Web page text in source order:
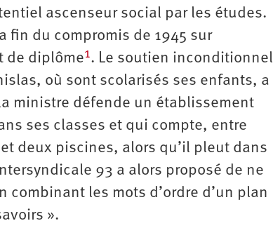
ascenseur social par les études.
fin du compromis de 1945 sur
de diplôme1. Le soutien inconditionnel
où sont scolarisés ses enfants, a
ministre défende un établissement
ses classes et qui compte, entre
deux piscines, alors qu’il pleut dans
93 a alors proposé de ne
combinant les mots d’ordre d’un plan
».